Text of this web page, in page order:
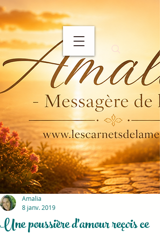
Une poussière d'amour reçois ce
Amalia
8 janv. 2019